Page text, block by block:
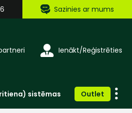
Sazinies ar mums
Ienākt/Reģistrēties
sistēmas Outlet